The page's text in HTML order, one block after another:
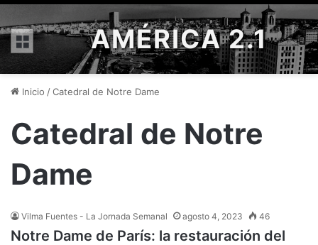
Menú AMÉRICA 2.1
Inicio /Catedral de Notre Dame
Catedral de Notre
Dame
Vilma Fuentes - La Jornada Semanal agosto 4, 2023 46
Notre Dame de París: la restauración del